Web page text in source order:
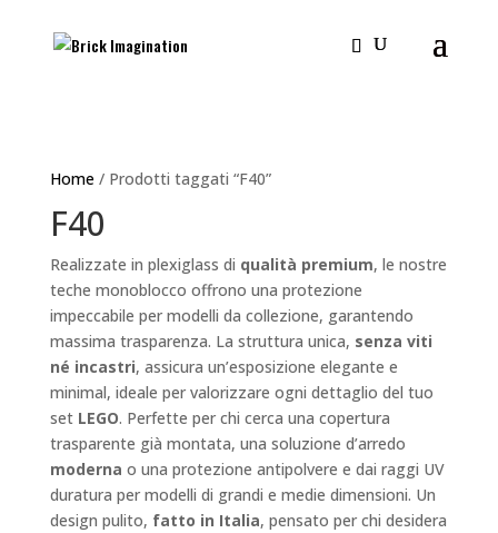
Home/ Prodotti taggati “F40”
F40
Realizzate in plexiglass di qualità premium, le nostre
teche monoblocco offrono una protezione
impeccabile per modelli da collezione, garantendo
massima trasparenza. La struttura unica, senza viti
né incastri, assicura un’esposizione elegante e
minimal, ideale per valorizzare ogni dettaglio del tuo
set LEGO. Perfette per chi cerca una copertura
trasparente già montata, una soluzione d’arredo
moderna o una protezione antipolvere e dai raggi UV
duratura per modelli di grandi e medie dimensioni. Un
design pulito, fatto in Italia, pensato per chi desidera